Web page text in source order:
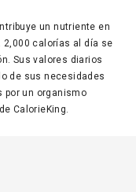
un nutriente en
2,000 calorías al día se
Sus valores diarios
de sus necesidades
por un organismo
CalorieKing.